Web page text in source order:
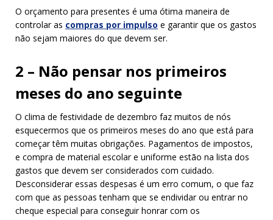
O orçamento para presentes é uma ótima maneira de
controlar as compras por impulso e garantir que os gastos
não sejam maiores do que devem ser.
2 – Não pensar nos primeiros
meses do ano seguinte
O clima de festividade de dezembro faz muitos de nós
esquecermos que os primeiros meses do ano que está para
começar têm muitas obrigações. Pagamentos de impostos,
e compra de material escolar e uniforme estão na lista dos
gastos que devem ser considerados com cuidado.
Desconsiderar essas despesas é um erro comum, o que faz
com que as pessoas tenham que se endividar ou entrar no
cheque especial para conseguir honrar com os